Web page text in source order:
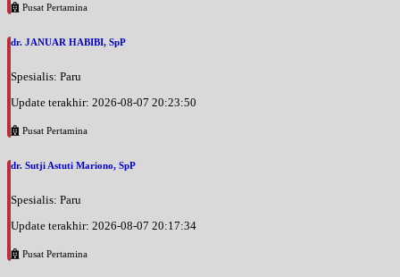
Pusat Pertamina
dr. JANUAR HABIBI, SpP
Spesialis: Paru
Update terakhir: 2026-08-07 20:23:50
Pusat Pertamina
dr. Sutji Astuti Mariono, SpP
Spesialis: Paru
Update terakhir: 2026-08-07 20:17:34
Pusat Pertamina